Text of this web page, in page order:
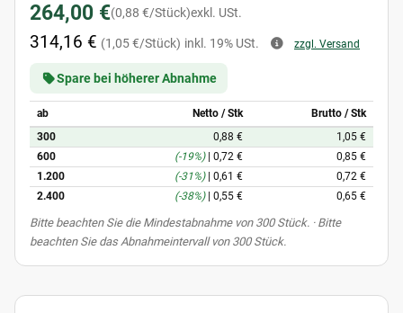
264,00 €(0,88 €/Stück)exkl. USt.
314,16 € (1,05 €/Stück) inkl. 19% USt. zzgl. Versand
Spare bei höherer Abnahme
ab Netto / Stk
Brutto / Stk
300
0,88 €
1,05 €
600
(-19%) 0,72 €
0,85 €
1.200
(-31%) 0,61 €
0,72 €
2.400
(-38%) 0,55 € 0,65 €
xBitte beachten Sie die Mindestabnahme von 300 Stück. · Bitte
beachten Sie das Abnahmeintervall von 300 Stück.